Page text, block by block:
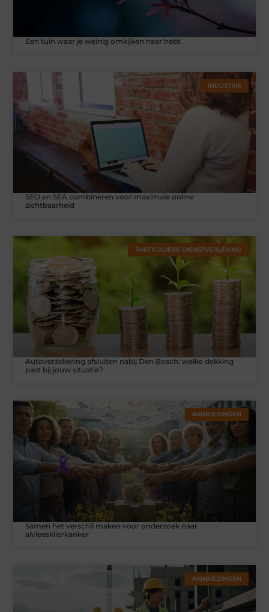
Een tuin waar je weinig omkijken naar hebt
INDUSTRIE
SEO en SEA combineren voor maximale online
zichtbaarheid
PARTICULIERE DIENSTVERLENING
Autoverzekering afsluiten nabij Den Bosch: welke dekking
past bij jouw situatie?
AANBIEDINGEN
Samen het verschil maken voor onderzoek naar
alvleesklierkanker
AANBIEDINGEN